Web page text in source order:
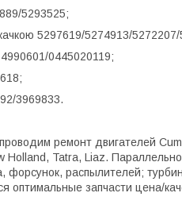
5293525;
5297619/5274913/
0445020119;
3969833.
ремонт двигателей
Holland, Tatra, Liaz.
форсунок, распылителей;
оптимальные запчасти цена/